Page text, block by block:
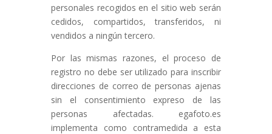
personales recogidos en el sitio web serán
cedidos, compartidos, transferidos, ni
vendidos a ningún tercero.
Por las mismas razones, el proceso de
registro no debe ser utilizado para inscribir
direcciones de correo de personas ajenas
sin el consentimiento expreso de las
personas afectadas. egafoto.es
implementa como contramedida a esta